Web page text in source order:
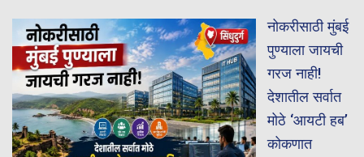
नोकरीसाठी मुंबई
पुण्याला जायची
गरज नाही!
देशातील सर्वात
मोठे ‘आयटी हब’
कोकणात